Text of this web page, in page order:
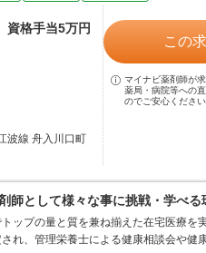
資格手当5万円
波線 舟入川口町
この
マイナビ薬剤師が
薬局・病院等への
のでご安心ください
師として様々な事に挑戦・学べる
ップの量と質を兼ね揃えた在宅医療を
れ、管理栄養士による健康相談会や健